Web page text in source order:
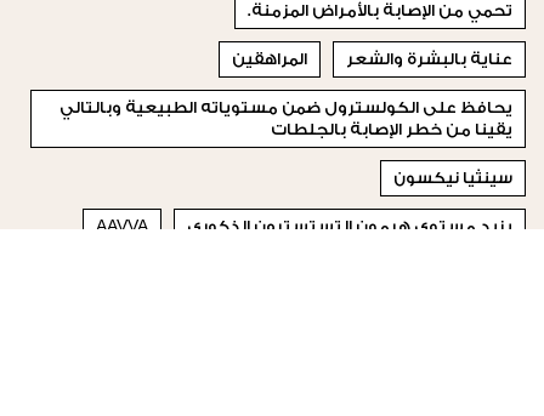
تحمي من الإصابة بالأمراض المزمنة.
عناية بالبشرة والشعر المراهقين
يحافظ على الكولسترول ضمن مستوياته الطبيعية وبالتالي
يقينا من خطر الإصابة بالجلطات
سينثيا نيكسون
يزيد مستوى هرمون التستسترون الذكوري AAVVA